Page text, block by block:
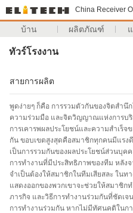
China Receiver
บ้าน ผลิตภัณฑ์
ทัวร์โรงงาน
สายการผลิต
พูดง่ายๆ ก็คือ การรวมตัวกันของจิตสำ
ความร่วมมือ และจิตวิญญาณแห่งการ
การเคารพผลประโยชน์และความสำเร็
กัน ขอบเขตสูงสุดคือสมาชิกทุกคนมีแรง
เป็นการรวมกันของผลประโยชน์ส่วนบุค
การทำงานที่มีประสิทธิภาพของทีม หลั
จำเป็นต้องให้สมาชิกในทีมเสียสละ ใน
แสดงออกของพวกเขาจะช่วยให้สมาชิก
ภารกิจ และวิธีการทำงานร่วมกันที่ชัดเจ
การทำงานร่วมกัน หากไม่มีทัศนคติในก